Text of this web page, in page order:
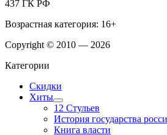
437 ГК РФ
Возрастная категория: 16+
Copyright © 2010 — 2026
Категории
Скидки
Хиты
12 Стульев
История государства
Книга власти